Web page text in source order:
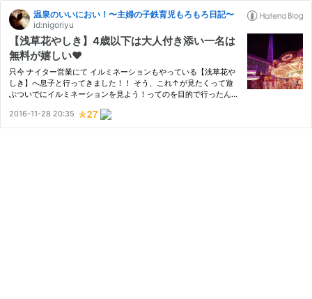
温泉のいいにおい！〜主婦の子鉄育児もろもろ日記〜
id:nigoriyu
【浅草花やしき】4歳以下は大人付き添い一名は
無料が嬉しい❤︎
只今 ナイター営業にて イルミネーションもやっている【浅草花や
しき】へ息子と行ってきました！！ そう、これ↑が見たくって遊
ぶついでにイルミネーションを見よう！ってのを目的で行ったんで
見るならば改めて入園料を支払わなければなりません！！日中営業
（…
2016-11-28 20:35